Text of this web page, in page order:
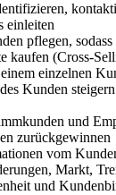
einleiten
pflegen,
kaufen (Cross-
einzelnen
Kunden
und
zurückgewinnen
vom
Markt,
und